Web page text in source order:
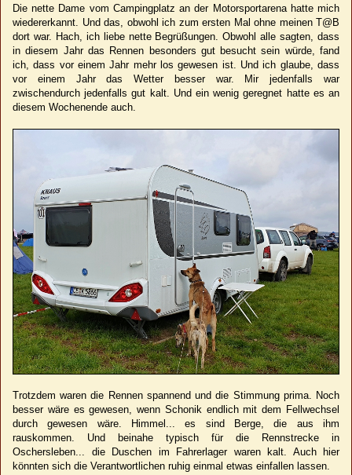
Die nette Dame vom Campingplatz an der Motorsportarena hatte mich
wiedererkannt. Und das, obwohl ich zum ersten Mal ohne meinen T@B
dort war. Hach, ich liebe nette Begrüßungen. Obwohl alle sagten, dass
in diesem Jahr das Rennen besonders gut besucht sein würde, fand
ich, dass vor einem Jahr mehr los gewesen ist. Und ich glaube, dass
vor einem Jahr das Wetter besser war. Mir jedenfalls war
zwischendurch jedenfalls gut kalt. Und ein wenig geregnet hatte es an
diesem Wochenende auch.
Trotzdem waren die Rennen spannend und die Stimmung prima. Noch
besser wäre es gewesen, wenn Schonik endlich mit dem Fellwechsel
durch gewesen wäre. Himmel... es sind Berge, die aus ihm
rauskommen. Und beinahe typisch für die Rennstrecke in
Oschersleben... die Duschen im Fahrerlager waren kalt. Auch hier
könnten sich die Verantwortlichen ruhig einmal etwas einfallen lassen.